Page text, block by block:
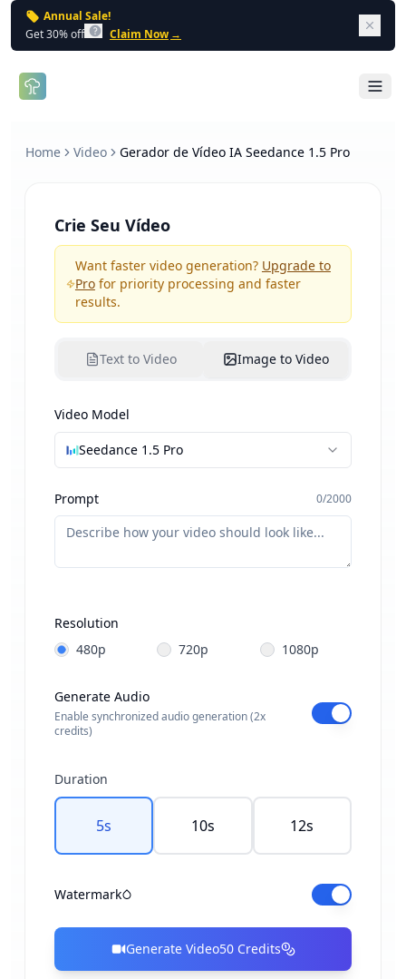
Annual Sale!
Get 30% off
Claim Now →
Open
Home Video Gerador de Vídeo IA Seedance 1.5 Pro
Crie Seu Vídeo
Want faster video generation? Upgrade to
Pro for priority processing and faster
results.
Text to Video Image to Video
Video Model
Seedance 1.5 Pro
Prompt 0/2000
Resolution
480p
720p 1080p
Generate Audio
Enable synchronized audio generation(2x
credits)
Duration
5s 10s 12s
Watermark
Generate Video50Credits